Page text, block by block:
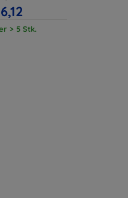
> 5 Stk.